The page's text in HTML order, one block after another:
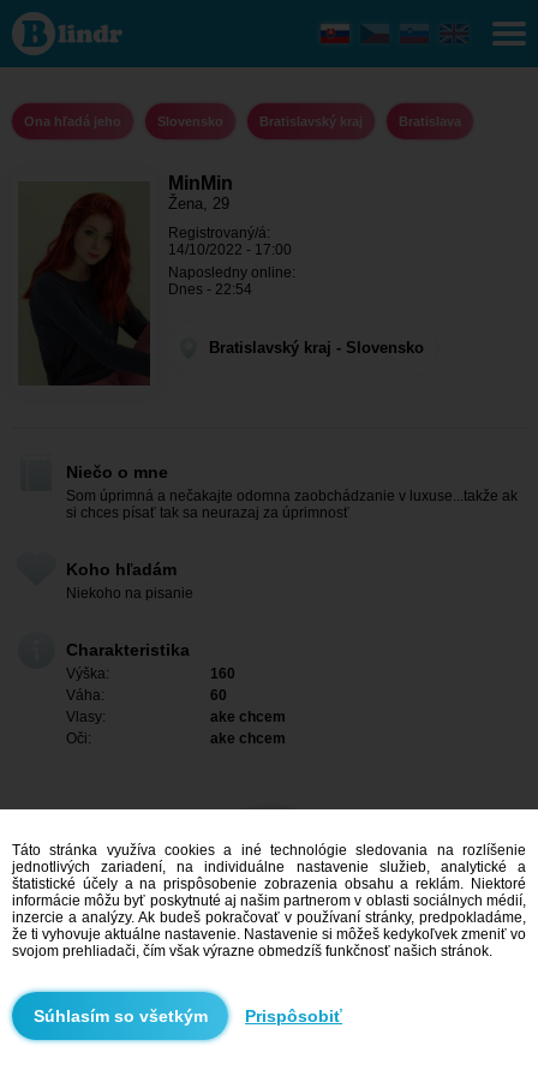
MinMin -
Ona hľadá
jeho
Bratislavský
Bratislava
Ona hľadá jeho Slovensko Bratislavský kraj Bratislava
MinMin
Žena, 29
Registrovaný/á:
14/10/2022 - 17:00
Naposledny online:
Dnes - 22:54
Bratislavský kraj - Slovensko
Niečo o mne
Som úprimná a nečakajte odomna zaobchádzanie v luxuse...takže ak
si chces písať tak sa neurazaj za úprimnosť
Koho hľadám
Niekoho na pisanie
Charakteristika
Výška:
160
Váha:
60
Vlasy:
ake chcem
Oči:
ake chcem
Vyhľadávanie
Táto stránka využíva cookies a iné technológie sledovania na rozlíšenie
jednotlivých zariadení, na individuálne nastavenie služieb, analytické a
štatistické účely a na prispôsobenie zobrazenia obsahu a reklám. Niektoré
informácie môžu byť poskytnuté aj našim partnerom v oblasti sociálnych médií,
inzercie a analýzy. Ak budeš pokračovať v používaní stránky, predpokladáme,
že ti vyhovuje aktuálne nastavenie. Nastavenie si môžeš kedykoľvek zmeniť vo
svojom prehliadači, čím však výrazne obmedzíš funkčnosť našich stránok.
Prispôsobiť